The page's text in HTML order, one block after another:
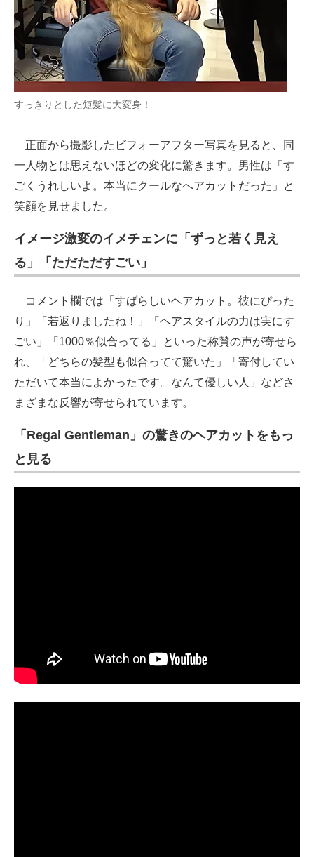
すっきりとした短髪に大変身！
正面から撮影したビフォーアフター写真を見ると、同
一人物とは思えないほどの変化に驚きます。男性は「す
ごくうれしいよ。本当にクールなへアカットだった」と
笑顔を見せました。
イメージ激変のイメチェンに「ずっと若く見え
る」「ただただすごい」
コメント欄では「すばらしいヘアカット。彼にぴった
り」「若返りましたね！」「ヘアスタイルの力は実にす
ごい」「1000％似合ってる」といった称賛の声が寄せら
れ、「どちらの髪型も似合ってて驚いた」「寄付してい
ただいて本当によかったです。なんて優しい人」などさ
まざまな反響が寄せられています。
「Regal Gentleman」の驚きのヘアカットをもっ
と見る